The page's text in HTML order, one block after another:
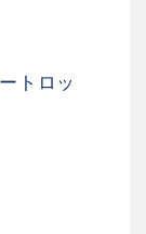
トロッ